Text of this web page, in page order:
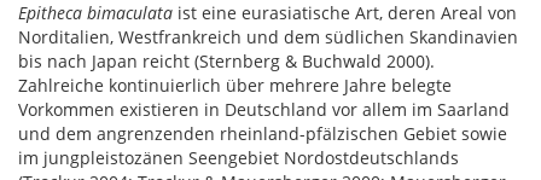
Epitheca bimaculata ist eine eurasiatische Art, deren Areal von
Norditalien, Westfrankreich und dem südlichen Skandinavien
bis nach Japan reicht (Sternberg & Buchwald 2000).
Zahlreiche kontinuierlich über mehrere Jahre belegte
Vorkommen existieren in Deutschland vor allem im Saarland
und dem angrenzenden rheinland-pfälzischen Gebiet sowie
im jungpleistozänen Seengebiet Nordostdeutschlands